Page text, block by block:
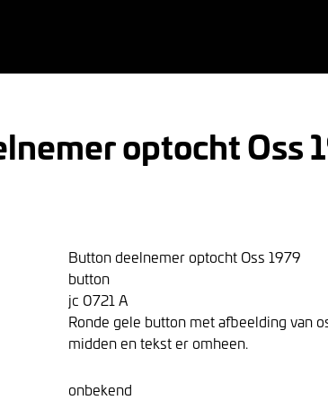
optocht Oss
Button deelnemer optocht Oss 1979
button
jc 0721 A
Ronde gele button met afbeelding van
midden en tekst er omheen.
onbekend